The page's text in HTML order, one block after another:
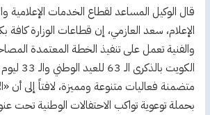
قال الوكيل المساعد لقطاع الخدمات الإعلامية
الإعلام، سعد العازمي، إن قطاعات الوزارة كافة
والفنية تعمل على تنفيذ الخطة ‏المعتمدة
الكويت
متضمنة فعاليات متنوعة ومميزة، لافتاً إلى أن
بحملة توعوية تواكب الاحتفالات الوطنية تحت